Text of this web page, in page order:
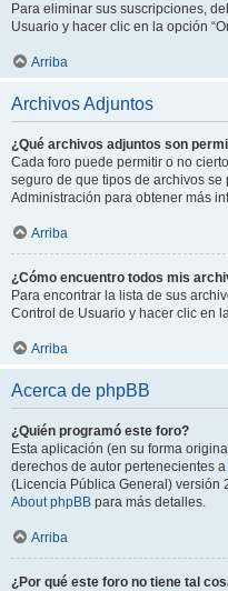
Para eliminar sus suscripciones,
Usuario y hacer clic en la opción
Arriba
Archivos Adjuntos
¿Qué archivos adjuntos son
Cada foro puede permitir o no
seguro de que tipos de archivos
Administración para obtener más
Arriba
¿Cómo encuentro todos mis
Para encontrar la lista de sus
Control de Usuario y hacer clic en
Arriba
Acerca de phpBB
¿Quién programó este foro?
Esta aplicación (en su forma
derechos de autor pertenecientes a
(Licencia Pública General) versión
About phpBB para más detalles.
Arriba
¿Por qué este foro no tiene tal